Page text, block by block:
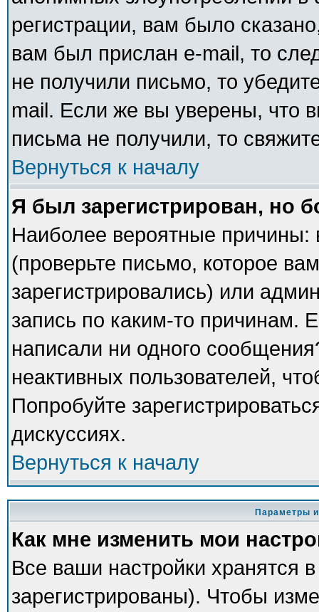
регистрации, вам было
вам был прислан e-mail, то
не получили письмо, то
mail. Если же вы уверены, что
письма не получили, то
Вернуться к началу
Я был зарегистрирован, но
Наиболее вероятные
(проверьте письмо, которое
зарегистрировались) или
запись по каким-то причинам.
написали ни одного
неактивных пользователей,
Попробуйте
дискуссиях.
Вернуться к началу
Параметры
Как мне изменить мои
Все ваши настройки хранятся
зарегистрированы). Чтобы